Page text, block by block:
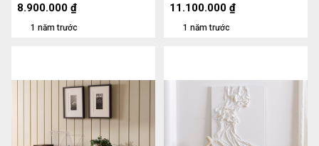
1 năm trước
8.900.000 ₫
1 năm trước
11.100.000 ₫